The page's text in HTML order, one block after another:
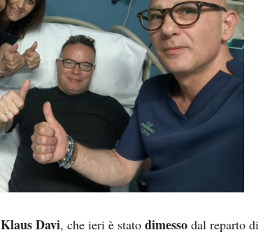
Klaus Davi, che ieri è stato dimesso dal reparto di